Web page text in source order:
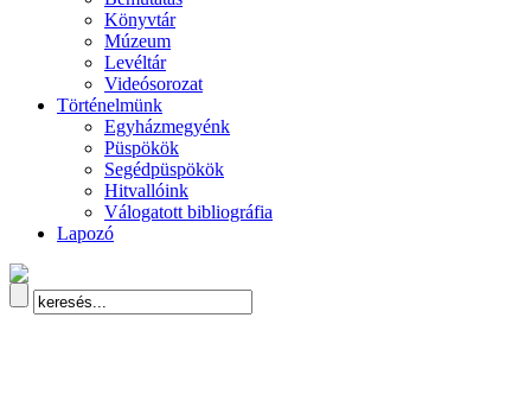
Könyvtár
Múzeum
Levéltár
Videósorozat
Történelmünk
Egyházmegyénk
Püspökök
Segédpüspökök
Hitvallóink
Válogatott bibliográfia
Lapozó